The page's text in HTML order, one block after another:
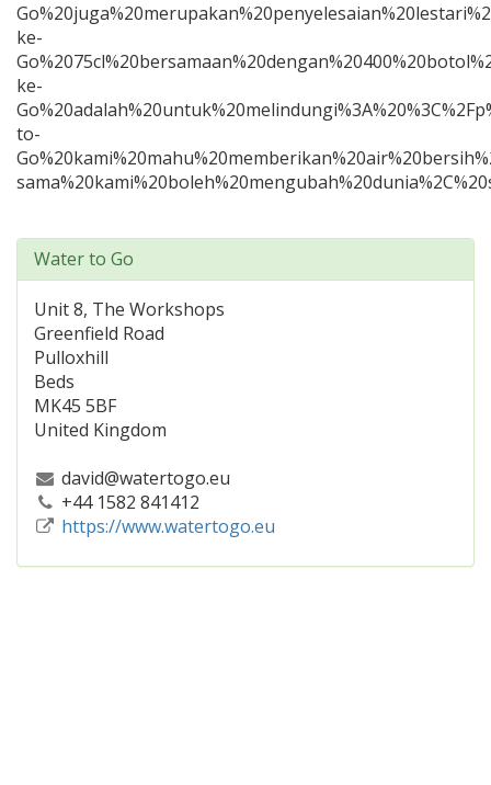
ke-
ke-
to-
Water to Go
Unit 8, The Workshops
Greenfield Road
Pulloxhill
Beds
MK45 5BF
United Kingdom
david@watertogo.eu
+44 1582 841412
https://www.watertogo.eu